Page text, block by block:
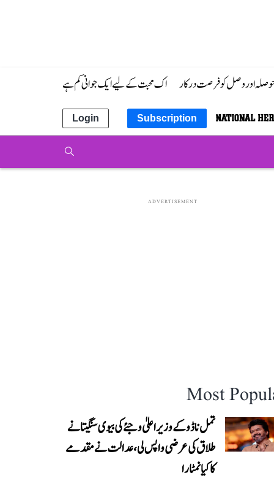
حوصلہ اور وصل کو فرصت درکار اک محبت کے لیے ایک جوانی کم ہے
Subscription
Login
ADVERTISEMENT
Most
تمل ناڈو کے وزیر اعلیٰ وجئے کی بیوی سنگیتا نے
طلاق کی عرضی واپس لی، عدالت نے مقدمے
کا کیا نمٹارا